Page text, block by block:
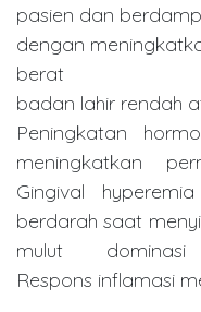
pasien dan
dengan
berat
badan lahir rendah
Peningkatan
meningkatkan
Gingival
berdarah saat
mulut dominasi
Respons inflamasi